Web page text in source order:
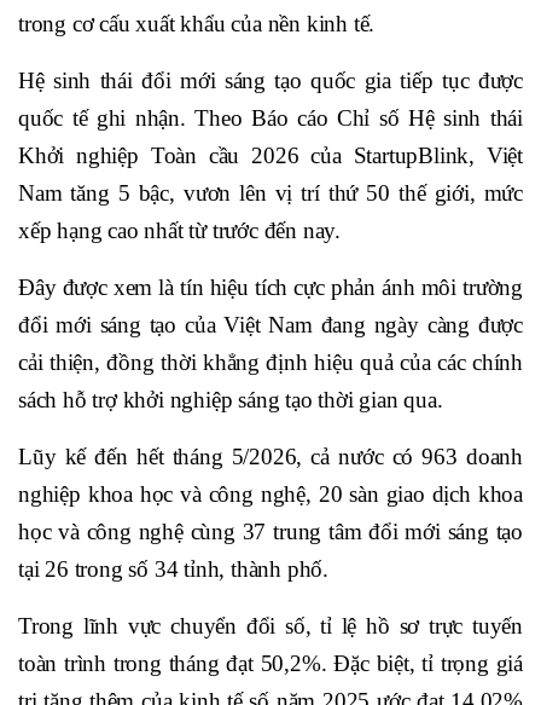
trong cơ cấu xuất khẩu của nền kinh tế.
Hệ sinh thái đổi mới sáng tạo quốc gia tiếp tục được
quốc tế ghi nhận. Theo Báo cáo Chỉ số Hệ sinh thái
Khởi nghiệp Toàn cầu 2026 của StartupBlink, Việt
Nam tăng 5 bậc, vươn lên vị trí thứ 50 thế giới, mức
xếp hạng cao nhất từ trước đến nay.
Đây được xem là tín hiệu tích cực phản ánh môi trường
đổi mới sáng tạo của Việt Nam đang ngày càng được
cải thiện, đồng thời khẳng định hiệu quả của các chính
sách hỗ trợ khởi nghiệp sáng tạo thời gian qua.
Lũy kế đến hết tháng 5/2026, cả nước có 963 doanh
nghiệp khoa học và công nghệ, 20 sàn giao dịch khoa
học và công nghệ cùng 37 trung tâm đổi mới sáng tạo
tại 26 trong số 34 tỉnh, thành phố.
Trong lĩnh vực chuyển đổi số, tỉ lệ hồ sơ trực tuyến
toàn trình trong tháng đạt 50,2%. Đặc biệt, tỉ trọng giá